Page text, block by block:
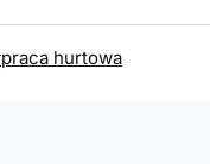
hurtowa